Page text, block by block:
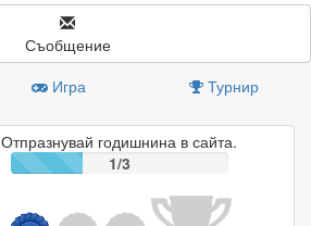
Съобщение
Игра Турнир
Отпразнувай годишнина в сайта.
1/3